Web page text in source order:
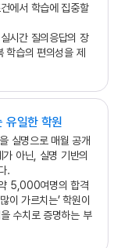
에서 학습에 집중할
시간 질의응답의 장
학습의 편의성을 제
유일한 학원
실명으로 매월 공개
아닌, 실명 기반의
.
5,000여명의 합격
이 가르치는’ 학원이
수치로 증명하는 부